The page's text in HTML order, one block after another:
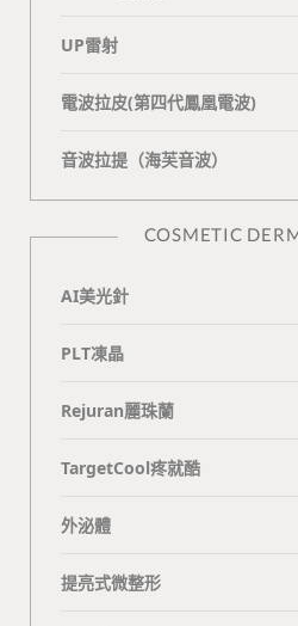
UP雷射
電波拉皮(第四代鳳凰電波)
⾳波拉提（海芙⾳波）
COSMETIC
AI美光針
PLT凍晶
Rejuran麗珠蘭
TargetCool疼就酷
外泌體
提亮式微整形